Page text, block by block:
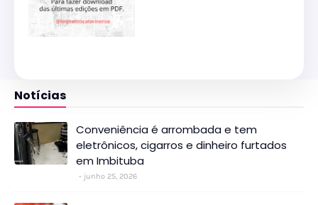
Notícias
Conveniência é arrombada e tem
eletrônicos, cigarros e dinheiro furtados
em Imbituba
junho 25, 2026